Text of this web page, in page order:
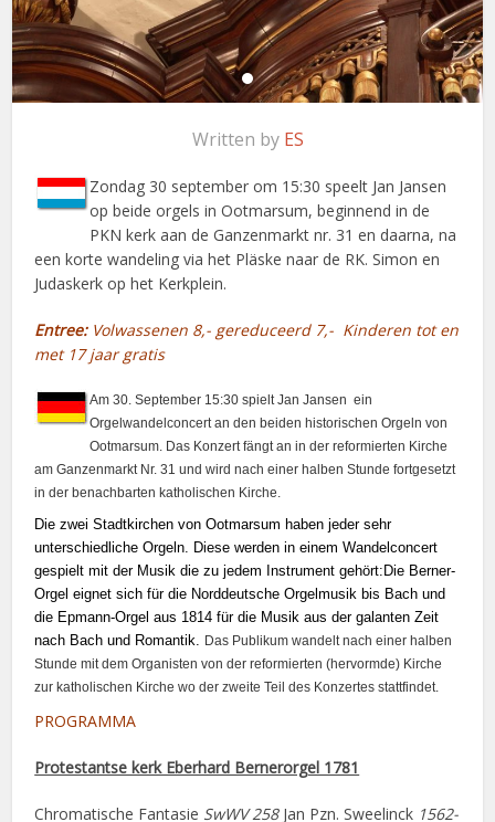
Written by ES
Zondag 30 september om 15:30 speelt Jan Jansen
op beide orgels in Ootmarsum, beginnend in de
PKN kerk aan de Ganzenmarkt nr. 31 en daarna, na
een korte wandeling via het Pläske naar de RK. Simon en
Judaskerk op het Kerkplein.
Entree:Volwassenen 8,- gereduceerd 7,- Kinderen tot en
met 17 jaar gratis
Am 30. September 15:30 spielt Jan Jansen ein
Orgelwandelconcert an den beiden historischen Orgeln von
Ootmarsum. Das Konzert fängt an in der reformierten Kirche
am Ganzenmarkt Nr. 31 und wird nach einer halben Stunde fortgesetzt
in der benachbarten katholischen Kirche.
Die zwei Stadtkirchen von Ootmarsum haben jeder sehr
unterschiedliche Orgeln. Diese werden in einem Wandelconcert
gespielt mit der Musik die zu jedem Instrument gehört: Die Berner-
Orgel eignet sich für die Norddeutsche Orgelmusik bis Bach und
die Epmann-Orgel aus 1814 für die Musik aus der galanten Zeit
nach Bach und Romantik. Das Publikum wandelt nach einer halben
Stunde mit dem Organisten von der reformierten (hervormde) Kirche
zur katholischen Kirche wo der zweite Teil des Konzertes stattfindet.
PROGRAMMA
Protestantse kerk Eberhard Bernerorgel 1781
Chromatische Fantasie SwWV 258Jan Pzn. Sweelinck 1562-